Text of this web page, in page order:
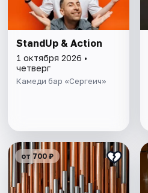
StandUp & Action
1 октября 2026 •
четверг
Камеди бар «Сергеич»
от 700 ₽